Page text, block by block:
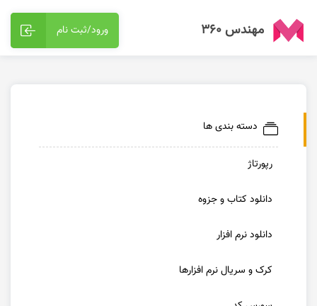
مهندس 360 ورود/ثبت نام
دسته بندی ها
رپورتاژ
دانلود کتاب و جزوه
دانلود نرم افزار
کرک و سریال نرم افزارها